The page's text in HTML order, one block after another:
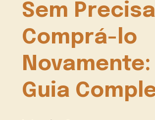
Sem
Comprá-lo
Novamente:
Guia